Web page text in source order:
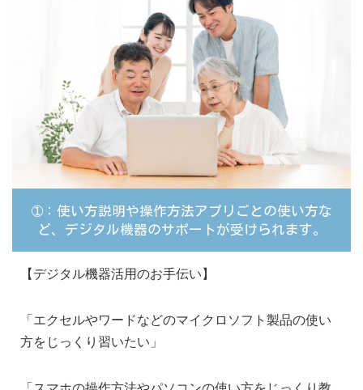
➀：使い方説明や操作方法アプリごとの使い方な
ど、デジタル機器のサポートが受けられます。
【デジタル機器活用のお手伝い】
「エクセルやワードなどのマイクロソフト製品の使い
方をじっくり習いたい」